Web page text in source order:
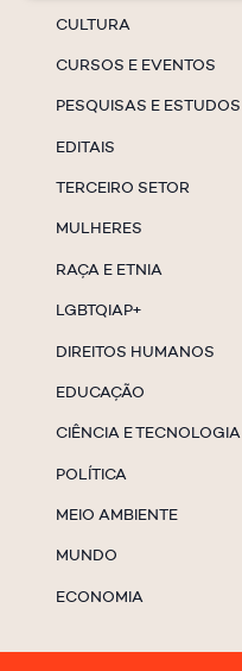
CULTURA
CURSOS E EVENTOS
PESQUISAS E ESTUDOS
EDITAIS
TERCEIRO SETOR
MULHERES
RAÇA E ETNIA
LGBTQIAP+
DIREITOS HUMANOS
EDUCAÇÃO
CIÊNCIA E TECNOLOGIA
POLÍTICA
MEIO AMBIENTE
MUNDO
ECONOMIA